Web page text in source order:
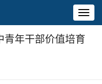
青年干部价值培育